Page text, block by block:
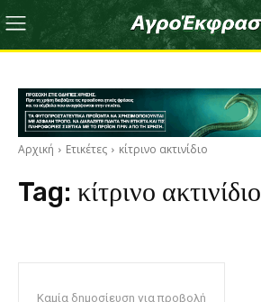
Αρχική Ετικέτες κίτρινο ακτινίδιο
Tag: κίτρινο ακτινίδιο
Καμία δημοσίευση για προβολή